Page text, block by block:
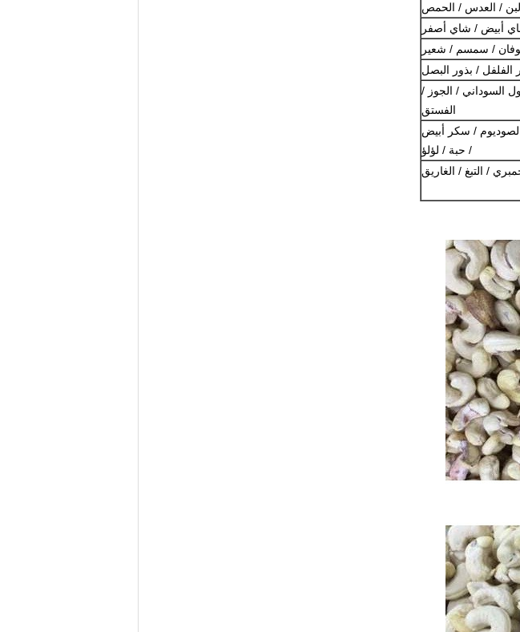
/ العدس / الحمص
أبيض / شاي أصفر
/ سمسم / شعير
الفلفل / بذور البصل
السوداني / الجوز /
الفستق
/ سكر أبيض
/ حبة / لؤلؤ
/ التبغ / الغاريق